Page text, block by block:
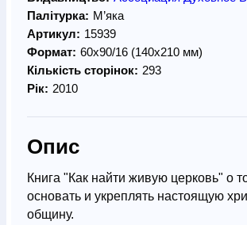
Палітурка: М’яка
Артикул: 15939
Формат: 60х90/16 (140х210 мм)
Кількість сторінок: 293
Рік: 2010
Опис
Книга "Как найти живую церковь" о
основать и укреплять настоящую
общину.